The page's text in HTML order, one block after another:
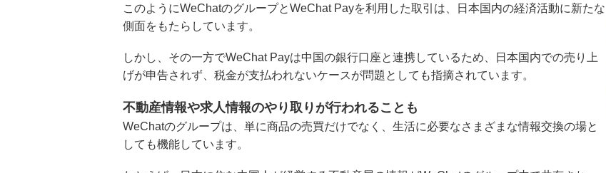
このようにWeChatのグループとWeChat Payを利用した取引は、日本国内の経済活動に新たな
側面をもたらしています。
しかし、その一方でWeChat Payは中国の銀行口座と連携しているため、日本国内での売り上
げが申告されず、税金が支払われないケースが問題としても指摘されています。
不動産情報や求人情報のやり取りが行われることも
WeChatのグループは、単に商品の売買だけでなく、生活に必要なさまざまな情報交換の場と
しても機能しています。